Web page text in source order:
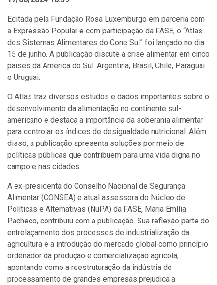
Editada pela Fundação Rosa Luxemburgo em parceria com
a Expressão Popular e com participação da FASE, o “Atlas
dos Sistemas Alimentares do Cone Sul” foi lançado no dia
15 de junho. A publicação discute a crise alimentar em cinco
países da América do Sul: Argentina, Brasil, Chile, Paraguai
e Uruguai.
O Atlas traz diversos estudos e dados importantes sobre o
desenvolvimento da alimentação no continente sul-
americano e destaca a importância da soberania alimentar
para controlar os índices de desigualdade nutricional. Além
disso, a publicação apresenta soluções por meio de
políticas públicas que contribuem para uma vida digna no
campo e nas cidades.
A ex-presidenta do Conselho Nacional de Segurança
Alimentar (CONSEA) e atual assessora do Núcleo de
Políticas e Alternativas (NuPA) da FASE, Maria Emília
Pacheco, contribuiu com a publicação. Sua reflexão parte do
entrelaçamento dos processos de industrialização da
agricultura e a introdução do mercado global como princípio
ordenador da produção e comercialização agrícola,
apontando como a reestruturação da indústria de
processamento de grandes empresas prejudica a